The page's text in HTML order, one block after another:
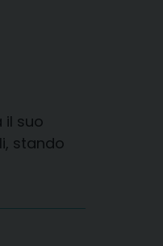
il suo
stando